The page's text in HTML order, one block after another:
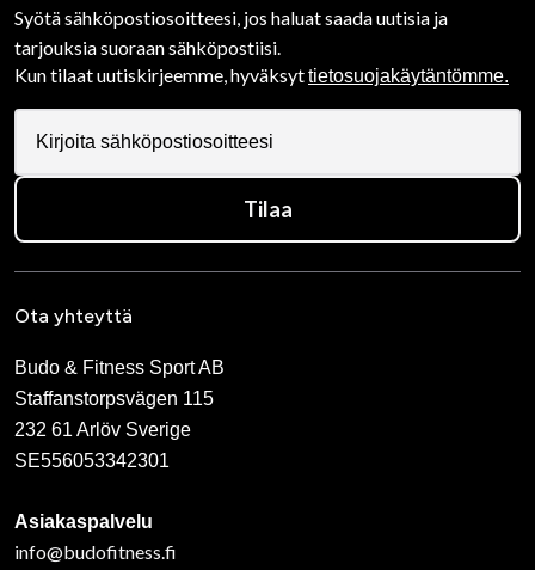
Syötä sähköpostiosoitteesi, jos haluat saada uutisia ja
tarjouksia suoraan sähköpostiisi.
Kun tilaat uutiskirjeemme, hyväksyttietosuojakäytäntömme.
Tilaa
Ota yhteyttä
Budo & Fitness Sport AB
Staffanstorpsvägen 115
232 61 Arlöv Sverige
SE556053342301
Asiakaspalvelu
info@budofitness.fi